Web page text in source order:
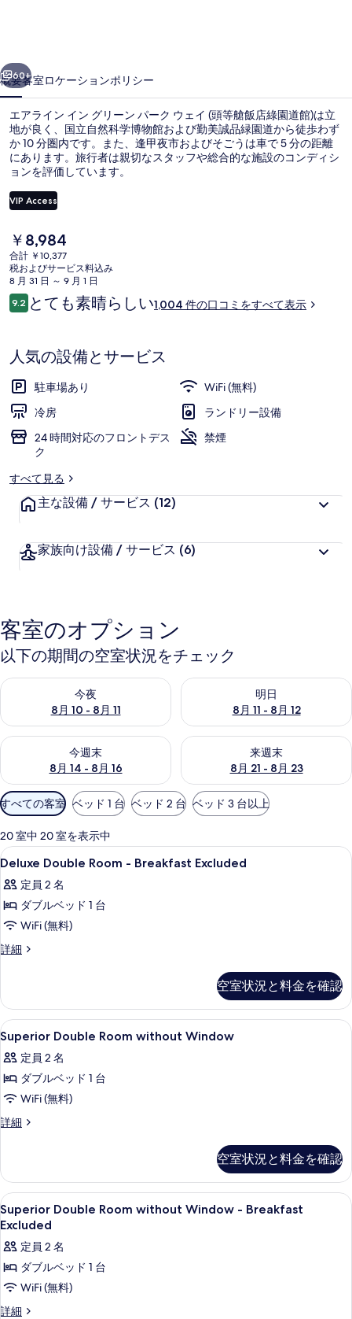
グ
リ
ー
ン
パ
ー
ウ
ェ
イ
等
艙
飯
店
綠
園
館)
ギ
ャ
ラ
ー
次へ
60+
概要客室ロケーションポリシー
エアライン イン グリーン パーク ウェイ (頭等艙飯店綠園道館)は立
地が良く、国立自然科学博物館および勤美誠品緑園道から徒歩わず
か 10 分圏内です。また、逢甲夜市およびそごうは車で 5 分の距離
にあります。旅行者は親切なスタッフや総合的な施設のコンディシ
ョンを評価しています。
VIP Access
現
在
の
料
金
は
す
￥8,984
合計 ￥10,377
税およびサービス料込み
8 月 31 日 ～ 9 月 1 日
口
コ
9.210段階中9.2
とても素晴らしい1,004 件の口コミをすべて表示
人気の設備とサービス
駐車場あり
WiFi (無料)
冷房
ランドリー設備
24 時間対応のフロントデス
ク
禁煙
すべて見る
主な設備 / サービス (12)
家族向け設備 / サービス (6)
客室のオプション
以下の期間の空室状況をチェック
今夜
8月 10 - 8月 11
今夜 8月 10 - 8月 11 の空室状況をチェック
明日
8月 11 - 8月 12
明日 8月 11 - 8月 12 の空室状
今週末
8月 14 - 8月 16
今週末 8月 14 - 8月 16 の空室状況をチェック
来週末
8月 21 - 8月 23
来週末 8月 21 - 8月 23 の空室
利
用
可
能
な
客
室
の
り
条
件
すべての客室 ベッド 1 台 ベッド 2 台 ベッド 3 台以上
20 室中 20 室を表示中
Deluxe
Double
Room
-
Breakfast
Excluded
べ
て
の
写
真
を
表
す
る
羽毛の掛け布団、セーフティボック
13
Deluxe Double Room - Breakfast Excluded
定員 2 名
ダブルベッド 1 台
WiFi (無料)
詳細
Deluxe
Breakfast
Excluded
の
細
空室状況と料金を確認
Superior
Double
Room
without
Window
の
て
の
写
真
を
表
示
羽毛の掛け布団、セーフティボック
10
Superior Double Room without Window
定員 2 名
ダブルベッド 1 台
WiFi (無料)
詳細
Superior
Window
の
詳
細
空室状況と料金を確認
Superior
Double
Room
without
Window
-
Breakfast
羽毛の掛け布団、セーフティボック
10
Superior Double Room without Window - Breakfast
Excluded
定員 2 名
ダブルベッド 1 台
WiFi (無料)
詳細
Superior